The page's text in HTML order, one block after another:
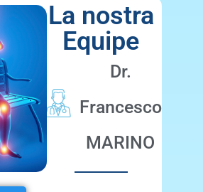
La nostra
Equipe
Dr.
Francesco
MARINO